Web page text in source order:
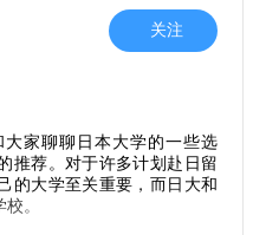
留学的最终目标是为你的职
就业，选择哪个专业的影响
而是要结合实际情况来规划
经历，选择合适的专业与学
则坐落在热闹的大阪，这里
较快。选择一个适合自己生
验。
学科有着悠久的历史和深厚
学生扎实的理论基础，对学
是很有名气，。而近畿大学
农学以及水产养殖专业再日
关注
家聊聊日本大学的一些选
推荐。对于许多计划赴日留
的大学至关重要，而日大和
。